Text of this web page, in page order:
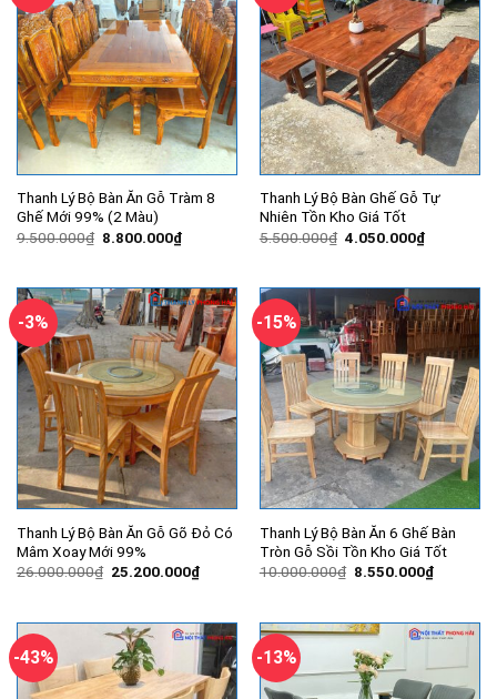
Thanh Lý Bộ Bàn Ăn Gỗ Tràm 8
Ghế Mới 99% (2 Màu)
9.500.000₫ Giá
8.800.000₫Giá
hiện
8.800.000₫.
Thanh Lý Bộ Bàn Ghế Gỗ Tự
Nhiên Tồn Kho Giá Tốt
5.500.000₫ Giá
4.050.000₫Giá
hiện
-3%
Thanh Lý Bộ Bàn Ăn Gỗ Gõ Đỏ Có
Mâm Xoay Mới 99%
26.000.000₫ Giá
25.200.000₫Giá
hiện
25.200.000₫.
-15%
Thanh Lý Bộ Bàn Ăn 6 Ghế Bàn
Tròn Gỗ Sồi Tồn Kho Giá Tốt
10.000.000₫ Giá
8.550.000₫Giá
hiện
-43% -13%